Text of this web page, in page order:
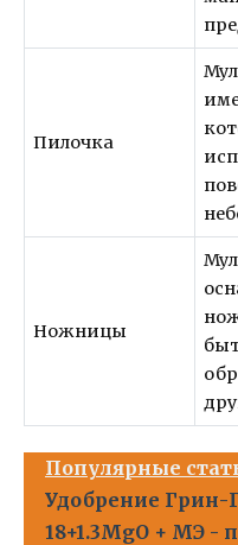
Пилочка
Ножницы
Популярные
Удобрение Грин-
18+1.3MgO + МЭ -